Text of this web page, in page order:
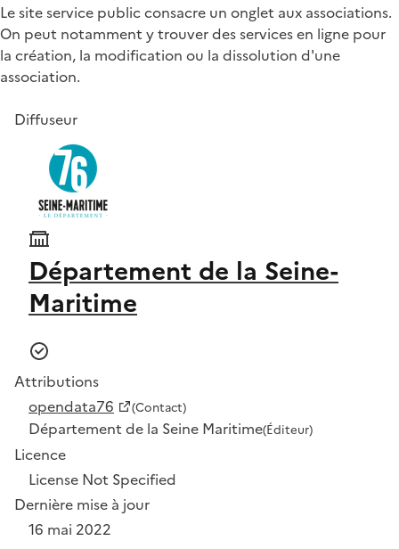
Le site service public consacre un onglet aux associations.
On peut notamment y trouver des services en ligne pour
la création, la modification ou la dissolution d'une
association.
Diffuseur
Département de la Seine-
Maritime
Attributions
opendata76
(Contact)
Département de la Seine Maritime(Éditeur)
Licence
License Not Specified
Dernière mise à jour
16 mai 2022